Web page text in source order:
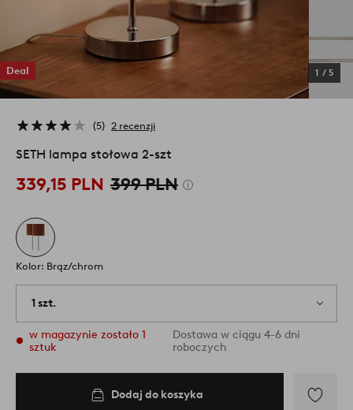
Deal 1 / 5
5 2 recenzji
SETH lampa stołowa 2-szt
339,15 PLN 399 PLN
Kolor: Brąz/chrom
1 szt.
w magazynie zostało 1
sztuk
Dostawa w ciągu 4-6 dni
roboczych
Dodaj do koszyka